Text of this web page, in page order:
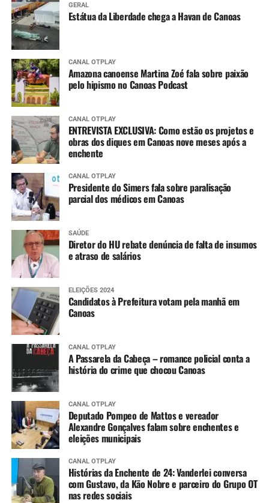
GERAL
Estátua da Liberdade chega a Havan de Canoas
CANAL OTPLAY
Amazona canoense Martina Zoé fala sobre paixão
pelo hipismo no Canoas Podcast
CANAL OTPLAY
ENTREVISTA EXCLUSIVA: Como estão os projetos e
obras dos diques em Canoas nove meses após a
enchente
CANAL OTPLAY
Presidente do Simers fala sobre paralisação
parcial dos médicos em Canoas
SAÚDE
Diretor do HU rebate denúncia de falta de insumos
e atraso de salários
ELEIÇÕES 2024
Candidatos à Prefeitura votam pela manhã em
Canoas
CANAL OTPLAY
A Passarela da Cabeça – romance policial conta a
história do crime que chocou Canoas
CANAL OTPLAY
Deputado Pompeo de Mattos e vereador
Alexandre Gonçalves falam sobre enchentes e
eleições municipais
CANAL OTPLAY
Histórias da Enchente de 24: Vanderlei conversa
com Gustavo, da Kão Nobre e parceiro do Grupo OT
nas redes sociais